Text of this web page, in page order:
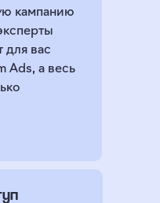
кампанию
для вас
Ads, а весь